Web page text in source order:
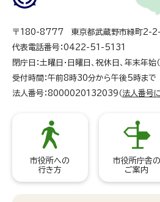
〒180-8777 東京都武蔵野市緑町2-
代表電話番号：0422-51-5131
閉庁日：土曜日・日曜日、祝休日、年末年
受付時間：午前8時30分から午後5時まで
法人番号：8000020132039（ 法人番号
市役所への
行き方
市役所庁舎の
ご案内